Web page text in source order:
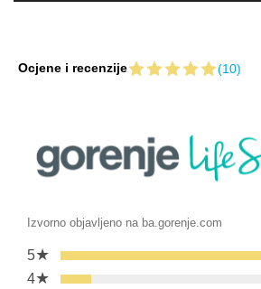
Ocjene i recenzije (10)
Izvorno objavljeno na ba.gorenje.com
5★
4★